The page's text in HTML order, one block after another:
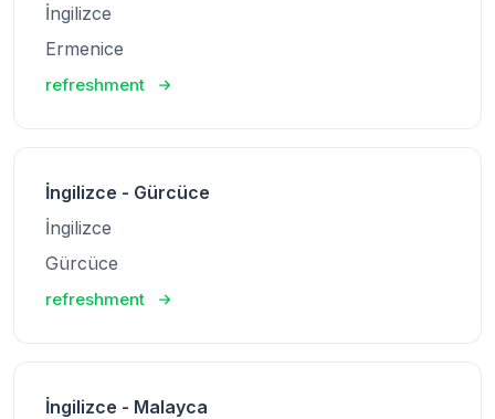
İngilizce
Ermenice
refreshment
İngilizce - Gürcüce
İngilizce
Gürcüce
refreshment
İngilizce - Malayca